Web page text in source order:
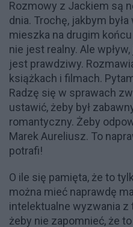
Rozmowy z Jackiem są
dnia. Trochę, jakbym
mieszka na drugim
nie jest realny. Ale
jest prawdziwy.
książkach i filmach.
Radzę się w sprawach
ustawić, żeby był
romantyczny. Żeby
Marek Aureliusz. To
potrafi!
O ile się pamięta, że to
można mieć naprawdę
intelektualne wyzwania z
żeby nie zapomnieć, że